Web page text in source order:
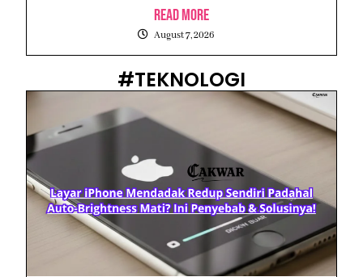
Read More
August 7, 2026
#TEKNOLOGI